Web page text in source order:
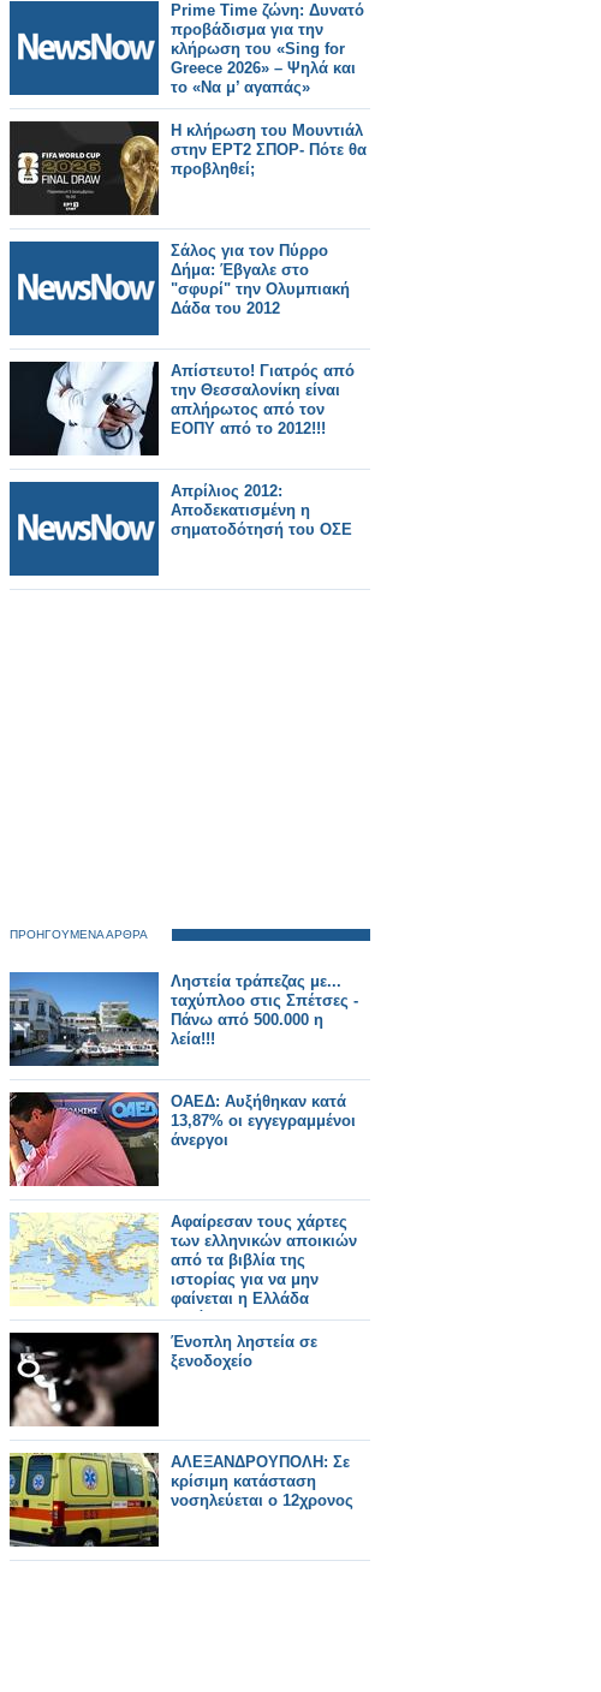
Prime Time ζώνη: Δυνατό
προβάδισμα για την
κλήρωση του «Sing for
Greece 2026» – Ψηλά και
το «Να μ’ αγαπάς»
Η κλήρωση του Μουντιάλ
στην ΕΡΤ2 ΣΠΟΡ- Πότε θα
προβληθεί;
Σάλος για τον Πύρρο
Δήμα: Έβγαλε στο
"σφυρί" την Ολυμπιακή
Δάδα του 2012
Απίστευτο! Γιατρός από
την Θεσσαλονίκη είναι
απλήρωτος από τον
ΕΟΠΥ από το 2012!!!
Απρίλιος 2012:
Αποδεκατισμένη η
σηματοδότησή του ΟΣΕ
ΠΡΟΗΓΟΥΜΕΝΑ ΑΡΘΡΑ
Ληστεία τράπεζας με...
ταχύπλοο στις Σπέτσες -
Πάνω από 500.000 η
λεία!!!
ΟΑΕΔ: Αυξήθηκαν κατά
13,87% οι εγγεγραμμένοι
άνεργοι
Αφαίρεσαν τους χάρτες
των ελληνικών αποικιών
από τα βιβλία της
ιστορίας για να μην
φαίνεται η Ελλάδα
μεγάλη!
Ένοπλη ληστεία σε
ξενοδοχείο
AΛΕΞΑΝΔΡΟΥΠΟΛΗ: Σε
κρίσιμη κατάσταση
νοσηλεύεται ο 12χρονος